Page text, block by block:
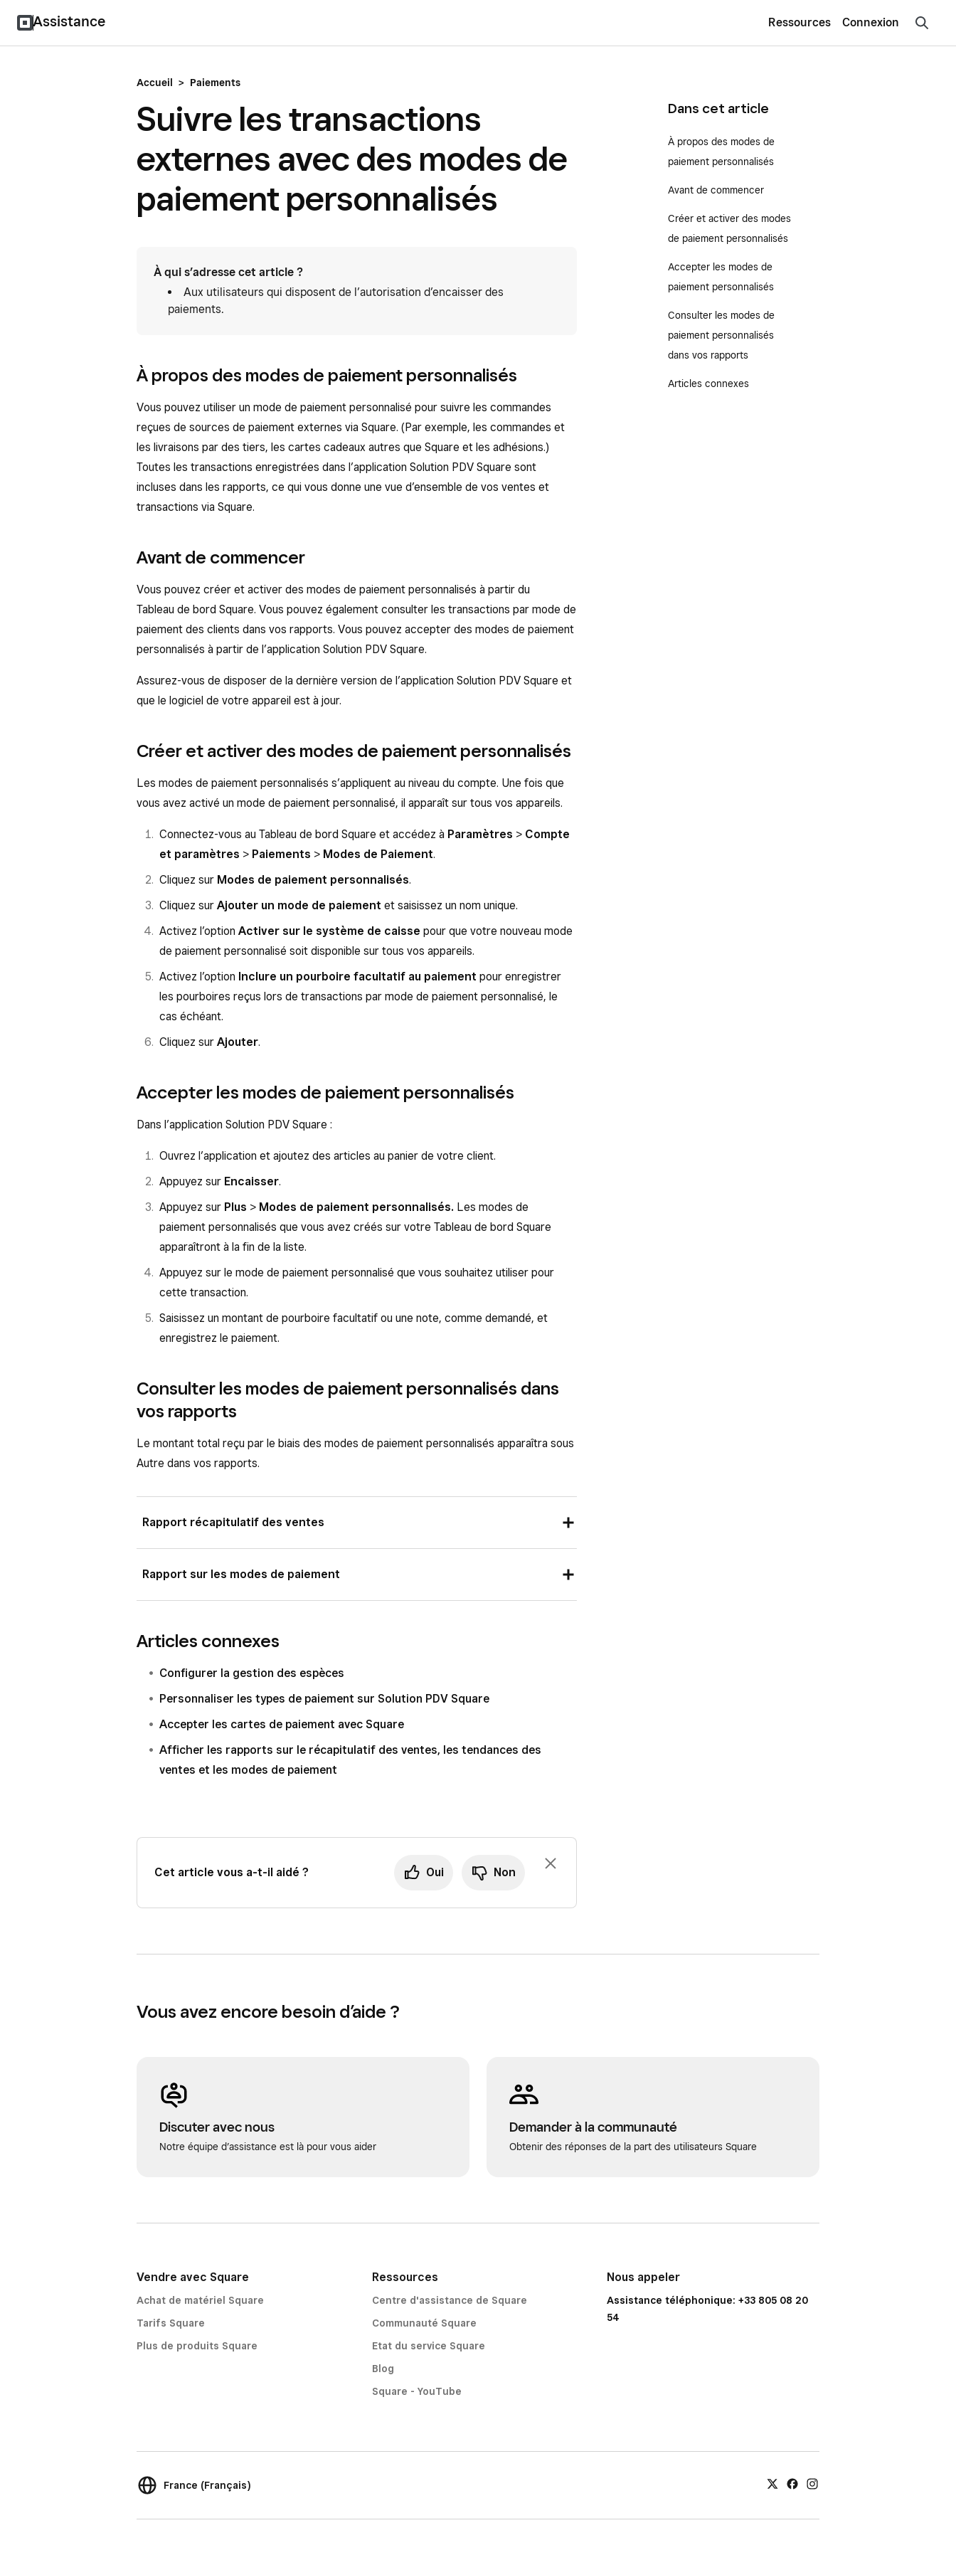
Assistance Ressources Connexion
Accueil > Paiements
Suivre les transactions
externes avec des modes de
paiement personnalisés
À qui s’adresse cet article ?
Aux utilisateurs qui disposent de l’autorisation d’encaisser des
paiements.
À propos des modes de paiement personnalisés
Vous pouvez utiliser un mode de paiement personnalisé pour suivre les commandes
reçues de sources de paiement externes via Square. (Par exemple, les commandes et
les livraisons par des tiers, les cartes cadeaux autres que Square et les adhésions.)
Toutes les transactions enregistrées dans l’application Solution PDV Square sont
incluses dans les rapports, ce qui vous donne une vue d’ensemble de vos ventes et
transactions via Square.
Avant de commencer
Vous pouvez créer et activer des modes de paiement personnalisés à partir du
Tableau de bord Square. Vous pouvez également consulter les transactions par mode de
paiement des clients dans vos rapports. Vous pouvez accepter des modes de paiement
personnalisés à partir de l’application Solution PDV Square.
Assurez-vous de disposer de la dernière version de l’application Solution PDV Square et
que le logiciel de votre appareil est à jour.
Créer et activer des modes de paiement personnalisés
Les modes de paiement personnalisés s’appliquent au niveau du compte. Une fois que
vous avez activé un mode de paiement personnalisé, il apparaît sur tous vos appareils.
Connectez-vous au Tableau de bord Square et accédez à Paramètres > Compte
et paramètres > Paiements > Modes de Paiement.
Cliquez sur Modes de paiement personnalisés.
Cliquez sur Ajouter un mode de paiement et saisissez un nom unique.
Activez l’option Activer sur le système de caisse pour que votre nouveau mode
de paiement personnalisé soit disponible sur tous vos appareils.
Activez l’option Inclure un pourboire facultatif au paiement pour enregistrer
les pourboires reçus lors de transactions par mode de paiement personnalisé, le
cas échéant.
Cliquez sur Ajouter.
Accepter les modes de paiement personnalisés
Dans l’application Solution PDV Square :
Ouvrez l’application et ajoutez des articles au panier de votre client.
Appuyez sur Encaisser.
Appuyez sur Plus > Modes de paiement personnalisés. Les modes de
paiement personnalisés que vous avez créés sur votre Tableau de bord Square
apparaîtront à la fin de la liste.
Appuyez sur le mode de paiement personnalisé que vous souhaitez utiliser pour
cette transaction.
Saisissez un montant de pourboire facultatif ou une note, comme demandé, et
enregistrez le paiement.
Consulter les modes de paiement personnalisés dans
vos rapports
Le montant total reçu par le biais des modes de paiement personnalisés apparaîtra sous
Autre dans vos rapports.
Rapport récapitulatif des ventes
Connectez-vous au Tableau de bord Square, puis accédez à
afficher le total de vos ventes réparti selon vos modes de paiement
Rapport sur les modes de paiement
Paiements>Modes de paiement
Développez la section
Autre
pour afficher une ventilation pour chaque mode de
Articles connexes
Configurer la gestion des espèces
Personnaliser les types de paiement sur Solution PDV Square
Accepter les cartes de paiement avec Square
Afficher les rapports sur le récapitulatif des ventes, les tendances des
ventes et les modes de paiement
Cet article vous a-t-il aidé ? Oui Non
Dans cet article
À propos des modes de
paiement personnalisés
Avant de commencer
Créer et activer des modes
de paiement personnalisés
Accepter les modes de
paiement personnalisés
Consulter les modes de
paiement personnalisés
dans vos rapports
Articles connexes
Vous avez encore besoin d’aide ?
Discuter avec nous
Notre équipe d’assistance est là pour vous aider
Demander à la communauté
Obtenir des réponses de la part des utilisateurs Square
Vendre avec Square
Achat de matériel Square
Tarifs Square
Plus de produits Square
Ressources
Centre d'assistance de Square
Communauté Square
Etat du service Square
Blog
Square - YouTube
Nous appeler
Assistance téléphonique: +33 805 08 20
54
France (Français)